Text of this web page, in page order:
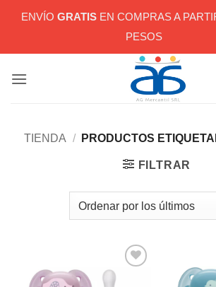
TIENDA / PRODUCTOS
FILTRAR
ENVÍO GRATIS EN COMPRAS A
PESOS